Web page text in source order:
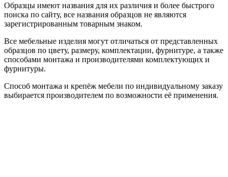
Образцы имеют названия для их различия и более быстрого
поиска по сайту, все названия образцов не являются
зарегистрированным товарным знаком.
Все мебельные изделия могут отличаться от представленных
образцов по цвету, размеру, комплектации, фурнитуре, а также
способами монтажа и производителями комплектующих и
фурнитуры.
Способ монтажа и крепёж мебели по индивидуальному заказу
выбирается производителем по возможности её применения.